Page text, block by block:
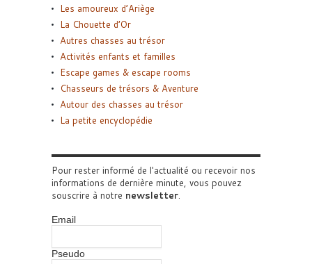
Les amoureux d’Ariège
La Chouette d’Or
Autres chasses au trésor
Activités enfants et familles
Escape games & escape rooms
Chasseurs de trésors & Aventure
Autour des chasses au trésor
La petite encyclopédie
Pour rester informé de l'actualité ou recevoir nos
informations de dernière minute, vous pouvez
souscrire à notre newsletter.
Email
Pseudo